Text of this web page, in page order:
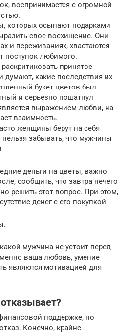
воспринимается с огромной
которых осыпают подарками
свое восхищение. Они
и переживаниях, хвастаются
поступок любимого.
принятое
какие последствия их
букет цветов был
и серьезно пошатнул
выражением любви, на
взаимность.
женщины берут на себя
забывать, что мужчины
деньги на цветы, важно
сообщить, что завтра нечего
решить этот вопрос. При этом,
денег с его покупкой
мужчина не устоит перед
ваша любовь, умение
являются мотивацией для
поддержке, но
Конечно, крайне